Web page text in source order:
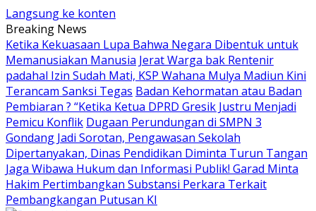
Langsung ke konten
Breaking News
Ketika Kekuasaan Lupa Bahwa Negara Dibentuk untuk
Memanusiakan Manusia Jerat Warga bak Rentenir
padahal Izin Sudah Mati, KSP Wahana Mulya Madiun Kini
Terancam Sanksi Tegas Badan Kehormatan atau Badan
Pembiaran ? “Ketika Ketua DPRD Gresik Justru Menjadi
Pemicu Konflik Dugaan Perundungan di SMPN 3
Gondang Jadi Sorotan, Pengawasan Sekolah
Dipertanyakan, Dinas Pendidikan Diminta Turun Tangan
Jaga Wibawa Hukum dan Informasi Publik! Garad Minta
Hakim Pertimbangkan Substansi Perkara Terkait
Pembangkangan Putusan KI